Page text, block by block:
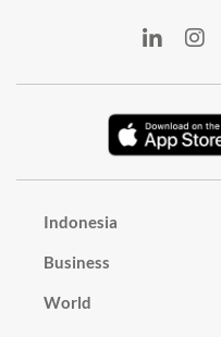
Indonesia
Business
World